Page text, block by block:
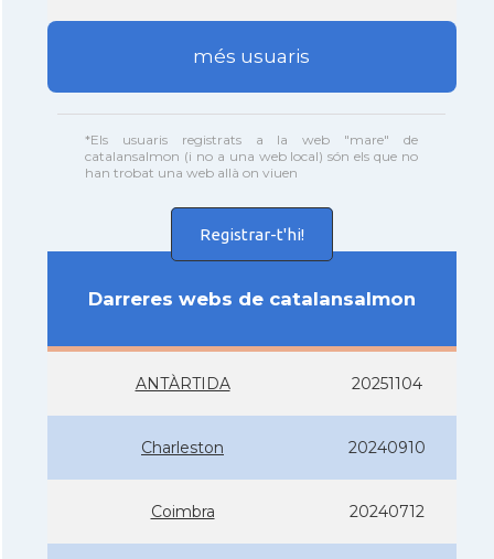
més usuaris
*Els usuaris registrats a la web "mare" de
catalansalmon (i no a una web local) són els que no
han trobat una web allà on viuen
Registrar-t'hi!
Darreres webs de catalansalmon
ANTÀRTIDA 20251104
Charleston 20240910
Coimbra 20240712